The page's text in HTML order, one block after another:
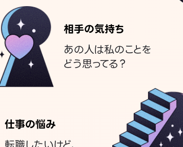
相手の気持ち
あの人は私のことを
どう思ってる？
仕事の悩み